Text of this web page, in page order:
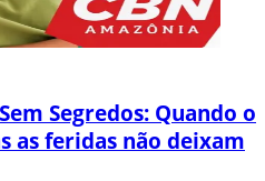
Segredos: Quando o
as feridas não deixam